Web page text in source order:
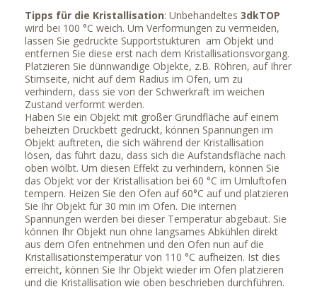
Tipps für die Kristallisation: Unbehandeltes 3dkTOP
wird bei 100 °C weich. Um Verformungen zu vermeiden,
lassen Sie gedruckte Supportstukturen am Objekt und
entfernen Sie diese erst nach dem Kristallisationsvorgang.
Platzieren Sie dünnwandige Objekte, z.B. Röhren, auf Ihrer
Stirnseite, nicht auf dem Radius im Ofen, um zu
verhindern, dass sie von der Schwerkraft im weichen
Zustand verformt werden.
Haben Sie ein Objekt mit großer Grundfläche auf einem
beheizten Druckbett gedruckt, können Spannungen im
Objekt auftreten, die sich während der Kristallisation
lösen, das führt dazu, dass sich die Aufstandsfläche nach
oben wölbt. Um diesen Effekt zu verhindern, können Sie
das Objekt vor der Kristallisation bei 60 °C im Umluftofen
tempern. Heizen Sie den Ofen auf 60°C auf und platzieren
Sie Ihr Objekt für 30 min im Ofen. Die internen
Spannungen werden bei dieser Temperatur abgebaut. Sie
können Ihr Objekt nun ohne langsames Abkühlen direkt
aus dem Ofen entnehmen und den Ofen nun auf die
Kristallisationstemperatur von 110 °C aufheizen. Ist dies
erreicht, können Sie Ihr Objekt wieder im Ofen platzieren
und die Kristallisation wie oben beschrieben durchführen.